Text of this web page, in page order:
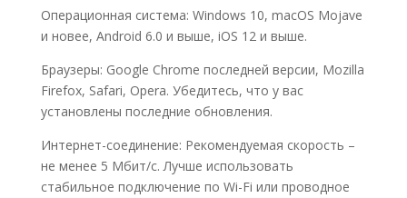
Операционная система: Windows 10, macOS Mojave
и новее, Android 6.0 и выше, iOS 12 и выше.
Браузеры: Google Chrome последней версии, Mozilla
Firefox, Safari, Opera. Убедитесь, что у вас
установлены последние обновления.
Интернет-соединение: Рекомендуемая скорость –
не менее 5 Мбит/с. Лучше использовать
стабильное подключение по Wi-Fi или проводное